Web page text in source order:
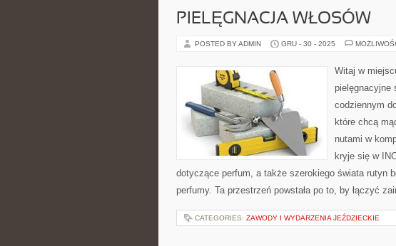
PIELĘGNACJA WŁOSÓW
POSTED BY ADMIN GRU - 30 - 2025
Witaj w
pielęgnacyjne
codziennym
które chcą
nutami w
kryje się w
dotyczące perfum, a także szerokiego świata rutyn
perfumy. Ta przestrzeń powstała po to, by łączyć
CATEGORIES: ZAWODY I WYDARZENIA JEŹDZIECKIE